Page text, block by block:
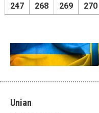
247
268 269 270
Unian